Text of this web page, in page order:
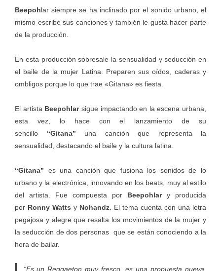
Beepohlar siempre se ha inclinado por el sonido urbano, el
mismo escribe sus canciones y también le gusta hacer parte
de la producción.
En esta producción sobresale la sensualidad y seducción en
el baile de la mujer Latina. Preparen sus oídos, caderas y
ombligos porque lo que trae «Gitana» es fiesta.
El artista Beepohlarsigue impactando en la escena urbana,
esta vez, lo hace con el lanzamiento de su
sencillo “Gitana” una canción que representa la
sensualidad, destacando el baile y la cultura latina.
“Gitana” es una canción que fusiona los sonidos de lo
urbano y la electrónica, innovando en los beats, muy al estilo
del artista. Fue compuesta por Beepohlary producida
por Ronny Watts y Nohandz . El tema cuenta con una letra
pegajosa y alegre que resalta los movimientos de la mujer y
la seducción de dos personas que se están conociendo a la
hora de bailar.
“Es un Reggaeton muy fresco, es una propuesta nueva,